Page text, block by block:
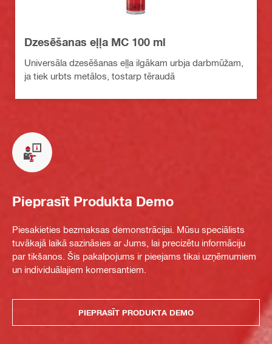
Dzesēšanas eļļa MC 100 ml
Universāla dzesēšanas eļļa ilgākam urbja darbmūžam,
ja tiek urbts metālos, tostarp tēraudā
Pieprasīt Produkta Demo
Piesakieties bezmaksas demonstrācijai. Mūsu speciālists
tuvākajā laikā sazināsies ar Jums, lai precizētu informāciju
par tikšanos. Šis pakalpojums ir pieejams tikai uzņēmumiem
un individuālajiem komersantiem.
PIEPRASĪT PRODUKTA DEMO